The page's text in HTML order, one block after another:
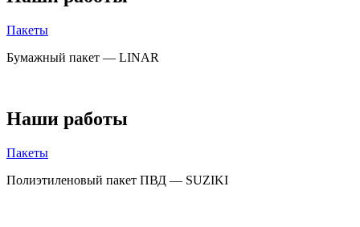
Пакеты
Бумажный пакет — LINAR
Наши работы
Пакеты
Полиэтиленовый пакет ПВД — SUZIKI